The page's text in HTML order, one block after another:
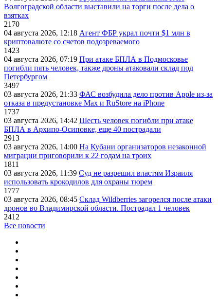
Волгоградской области выставили на торги после дела о
взятках
2170
04 августа 2026, 12:18 Агент ФБР украл почти $1 млн в
криптовалюте со счетов подозреваемого
1423
04 августа 2026, 07:19 При атаке БПЛА в Подмосковье
погибли пять человек, также дроны атаковали склад под
Петербургом
3497
03 августа 2026, 21:33 ФАС возбудила дело против Apple из-за
отказа в предустановке Max и RuStore на iPhone
1737
03 августа 2026, 14:42 Шесть человек погибли при атаке
БПЛА в Архипо-Осиповке, еще 40 пострадали
2913
03 августа 2026, 14:00 На Кубани организаторов незаконной
миграции приговорили к 22 годам на троих
1811
03 августа 2026, 11:39 Суд не разрешил властям Израиля
использовать крокодилов для охраны тюрем
1777
03 августа 2026, 08:45 Склад Wildberries загорелся после атаки
дронов во Владимирской области. Пострадал 1 человек
2412
Все новости